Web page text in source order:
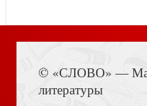
Скотт В. Айвенго
© «СЛОВО» —
литературы